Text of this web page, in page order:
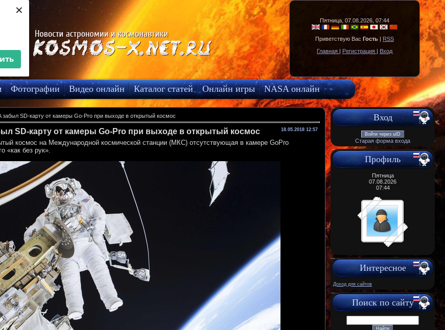
×
Пятница, 07.08.2026, 07:44
Приветствую Вас Гость | RSS
Главная | Регистрация | Вход
Фотографии Видео онлайн Каталог статей Онлайн игры
NASA онлайн
забыл SD-карту от камеры Go-Pro при выходе в открытый космос
18.05.2018 12:57
SD-карту от камеры Go-Pro при выходе в открытый космос
космос на Международной космической станции (МКС) отсутствующая в камере GoPro
«как без рук».
Вход
Войти через uID
Старая форма входа
Профиль
Пятница
07.08.2026
07:44
Интересное
Доход для сайтов
Поиск по сайту